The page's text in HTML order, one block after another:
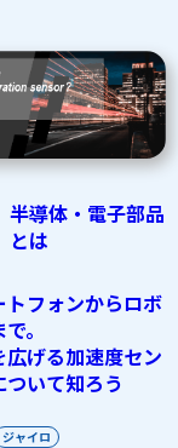
半導体・電子部品
とは
トフォンからロボ
。
広げる加速度セン
ついて知ろう
ジャイロ